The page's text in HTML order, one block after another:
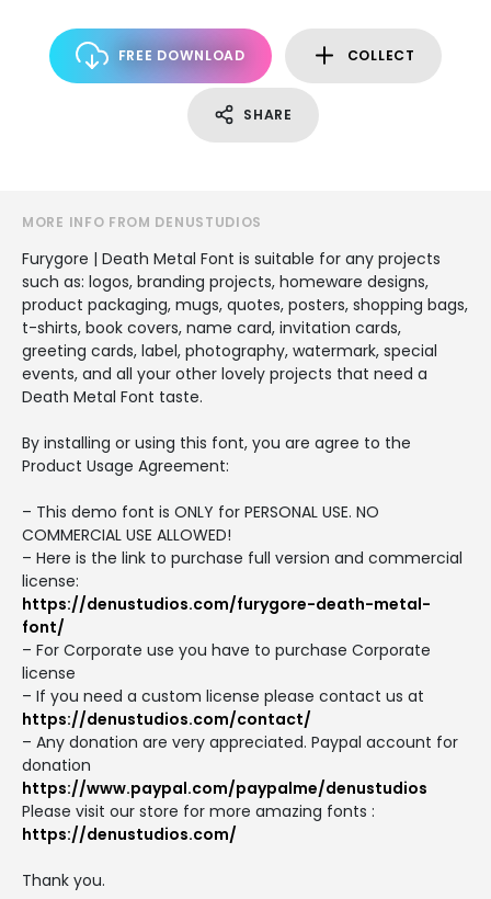
FREE DOWNLOAD COLLECT
SHARE
MORE INFO FROM DENUSTUDIOS
Furygore | Death Metal Font is suitable for any projects
such as: logos, branding projects, homeware designs,
product packaging, mugs, quotes, posters, shopping bags,
t-shirts, book covers, name card, invitation cards,
greeting cards, label, photography, watermark, special
events, and all your other lovely projects that need a
Death Metal Font taste.
By installing or using this font, you are agree to the
Product Usage Agreement:
– This demo font is ONLY for PERSONAL USE. NO
COMMERCIAL USE ALLOWED!
– Here is the link to purchase full version and commercial
license:
https://denustudios.com/furygore-death-metal-
font/
– For Corporate use you have to purchase Corporate
license
– If you need a custom license please contact us at
https://denustudios.com/contact/
– Any donation are very appreciated. Paypal account for
donation
https://www.paypal.com/paypalme/denustudios
Please visit our store for more amazing fonts :
https://denustudios.com/
Thank you.